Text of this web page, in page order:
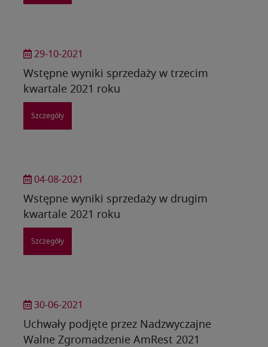
29-10-2021
Wstępne wyniki sprzedaży w trzecim
kwartale 2021 roku
Szczegóły
04-08-2021
Wstępne wyniki sprzedaży w drugim
kwartale 2021 roku
Szczegóły
30-06-2021
Uchwały podjęte przez Nadzwyczajne
Walne Zgromadzenie AmRest 2021